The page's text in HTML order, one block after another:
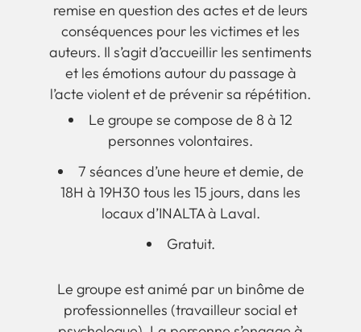
remise en question des actes et de leurs
conséquences pour les victimes et les
auteurs. Il s’agit d’accueillir les sentiments
et les émotions autour du passage à
l’acte violent et de prévenir sa répétition.
Le groupe se compose de 8 à 12
personnes volontaires.
7 séances d’une heure et demie, de
18H à 19H30 tous les 15 jours, dans les
locaux d’INALTA à Laval.
Gratuit.
Le groupe est animé par un binôme de
professionnelles (travailleur social et